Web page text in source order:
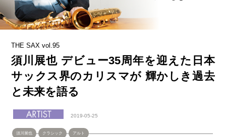
THE SAX vol.95
須川展也 デビュー35周年を迎えた日本
サックス界のカリスマが 輝かしき過去
と未来を語る
2019-05-25
須川展也 クラシック アルト